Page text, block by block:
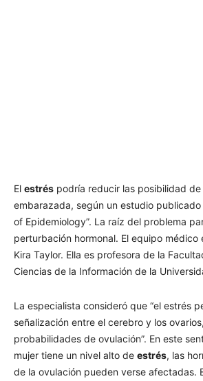
El estrés podría reducir las posibilidad
embarazada, según un estudio publicado
of Epidemiology”. La raíz del problema
perturbación hormonal. El equipo
Kira Taylor. Ella es profesora de la
Ciencias de la Información de la
La especialista consideró que “el estrés
señalización entre el cerebro y los
probabilidades de ovulación”. En este
mujer tiene un nivel alto de estrés, las
de la ovulación pueden verse afectadas.